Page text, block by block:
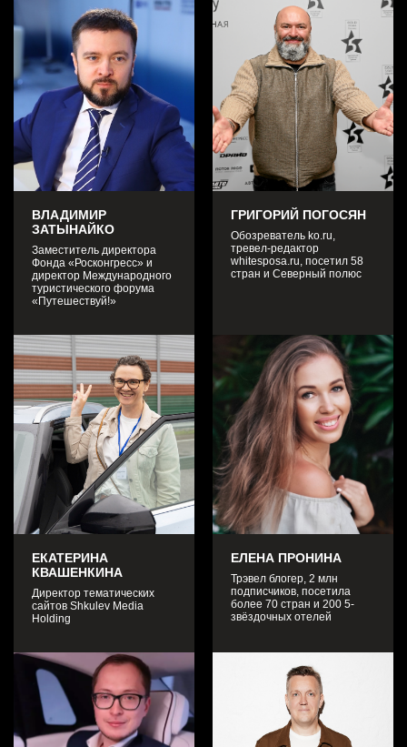
ВЛАДИМИР
ЗАТЫНАЙКО
Заместитель директора
Фонда «Росконгресс» и
директор Международного
туристического форума
«Путешествуй!»
ГРИГОРИЙ ПОГОСЯН
Обозреватель ko.ru,
тревел-редактор
whitesposa.ru, посетил 58
стран и Северный полюс
ЕКАТЕРИНА
КВАШЕНКИНА
Директор тематических
сайтов Shkulev Media
Holding
ЕЛЕНА ПРОНИНА
Трэвел блогер, 2 млн
подписчиков, посетила
более 70 стран и 200 5-
звёздочных отелей